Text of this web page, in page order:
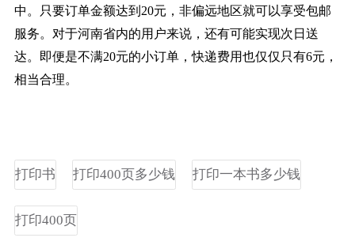
中。只要订单金额达到20元，非偏远地区就可以享受包邮
服务。对于河南省内的用户来说，还有可能实现次日送
达。即便是不满20元的小订单，快递费用也仅仅只有6元，
相当合理。
打印书 打印400页多少钱 打印一本书多少钱
打印400页